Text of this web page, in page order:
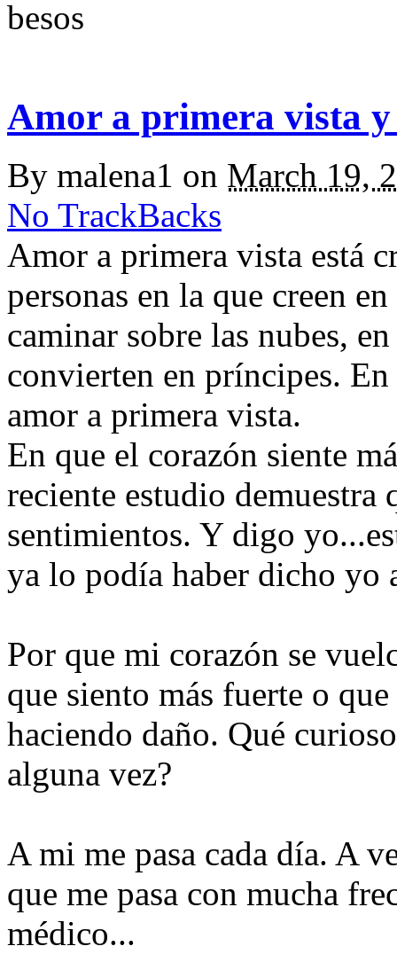
besos
Amor a primera vista y
By malena1 on March 19,
No TrackBacks
Amor a primera vista está
personas en la que creen
caminar sobre las nubes,
convierten en príncipes.
amor a primera vista.
En que el corazón siente
reciente estudio demuestra
sentimientos. Y digo
ya lo podía haber dicho yo
Por que mi corazón se
que siento más fuerte o
haciendo daño. Qué
alguna vez?
A mi me pasa cada día. A
que me pasa con mucha
médico...